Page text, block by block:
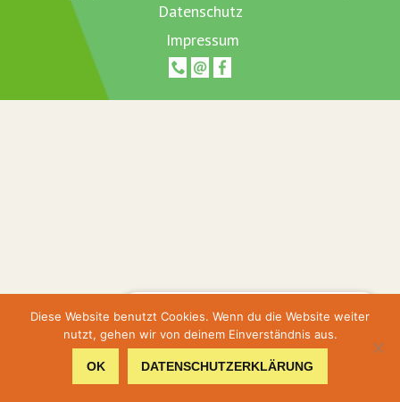
Datenschutz
Impressum
Hier geht's zur Terminbuchung
Hier gehts zum Shop
Diese Website benutzt Cookies. Wenn du die Website weiter
nutzt, gehen wir von deinem Einverständnis aus.
OK DATENSCHUTZERKLÄRUNG